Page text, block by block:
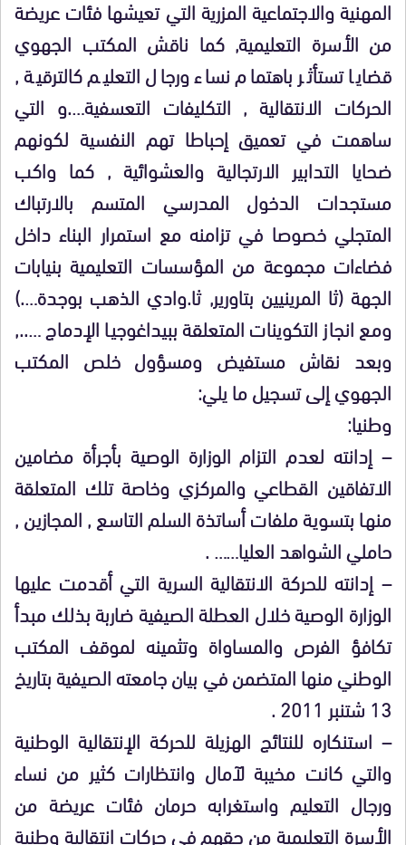
المهنية والاجتماعية المزرية التي تعيشها فئات عريضة
من الأسرة التعليمية, كما ناقش المكتب الجهوي
قضايا تستأثر باهتمام نساء ورجال التعليم كالترقية ,
الحركات الانتقالية , التكليفات التعسفية….و التي
ساهمت في تعميق إحباطا تهم النفسية لكونهم
ضحايا التدابير الارتجالية والعشوائية , كما واكب
مستجدات الدخول المدرسي المتسم بالارتباك
المتجلي خصوصا في تزامنه مع استمرار البناء داخل
فضاءات مجموعة من المؤسسات التعليمية بنيابات
الجهة (ثا المرينيين بتاورير, ثا.وادي الذهب بوجدة….)
ومع انجاز التكوينات المتعلقة ببيداغوجيا الإدماج …..,
وبعد نقاش مستفيض ومسؤول خلص المكتب
الجهوي إلى تسجيل ما يلي:
وطنيا:
– إدانته لعدم التزام الوزارة الوصية بأجرأة مضامين
الاتفاقين القطاعي والمركزي وخاصة تلك المتعلقة
منها بتسوية ملفات أساتذة السلم التاسع , المجازين ,
حاملي الشواهد العليا…… .
– إدانته للحركة الانتقالية السرية التي أقدمت عليها
الوزارة الوصية خلال العطلة الصيفية ضاربة بذلك مبدأ
تكافؤ الفرص والمساواة وتثمينه لموقف المكتب
الوطني منها المتضمن في بيان جامعته الصيفية بتاريخ
13 شتنبر 2011 .
– استنكاره للنتائج الهزيلة للحركة الإنتقالية الوطنية
والتي كانت مخيبة لآمال وانتظارات كثير من نساء
ورجال التعليم واستغرابه حرمان فئات عريضة من
الأسرة التعليمية من حقهم في حركات انتقالية وطنية